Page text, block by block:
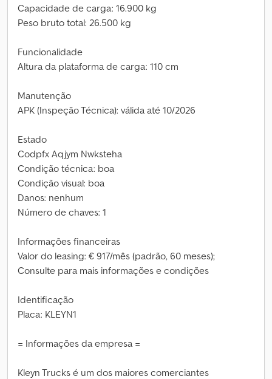
Capacidade de carga: 16.900 kg
Peso bruto total: 26.500 kg
Funcionalidade
Altura da plataforma de carga: 110 cm
Manutenção
APK (Inspeção Técnica): válida até 10/2026
Estado
Codpfx Aqjym Nwksteha
Condição técnica: boa
Condição visual: boa
Danos: nenhum
Número de chaves: 1
Informações financeiras
Valor do leasing: € 917/mês (padrão, 60 meses);
Consulte para mais informações e condições
Identificação
Placa: KLEYN1
= Informações da empresa =
Kleyn Trucks é um dos maiores comerciantes